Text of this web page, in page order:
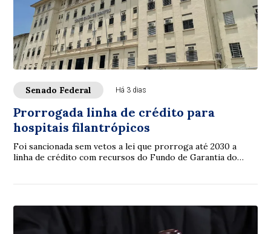
Senado Federal Há 3 dias
Prorrogada linha de crédito para
hospitais filantrópicos
Foi sancionada sem vetos a lei que prorroga até 2030 a
linha de crédito com recursos do Fundo de Garantia do